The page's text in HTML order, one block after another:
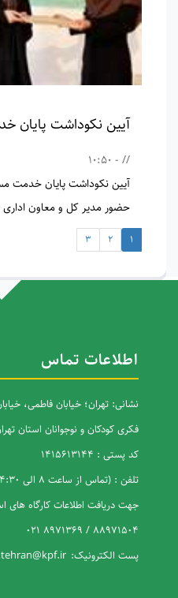
آیین نکوداشت پایان
// - 10:50
آیین نکوداشت پایان خدمت
حضور مدیر کل و معاون اداری
1
2
3
اطلاعات تماس
نشانی: تهران؛ خیابان فاطمی،
فکری کودکان و نوجوانان استان
کد پستی : 1415613144
تلفن : (تماس از ساعت 8 الی 14:30) 88971337-021
جهت دریافت اطلاعات کارگاه های
88971504 / 8971369 021
پست الکترونیک: